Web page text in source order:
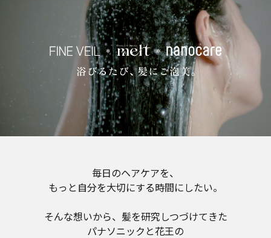
毎日のヘアケアを、
もっと自分を大切にする時間にしたい。
そんな想いから、髪を研究しつづけてきた
パナソニックと花王の